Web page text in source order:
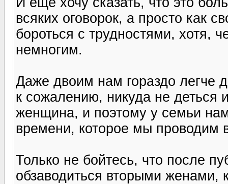
всяких оговорок, а просто как
бороться с трудностями, хотя,
немногим.
Даже двоим нам гораздо легче
к сожалению, никуда не деться
женщина, и поэтому у семьи
времени, которое мы проводим
Только не бойтесь, что после
обзаводиться вторыми женами,